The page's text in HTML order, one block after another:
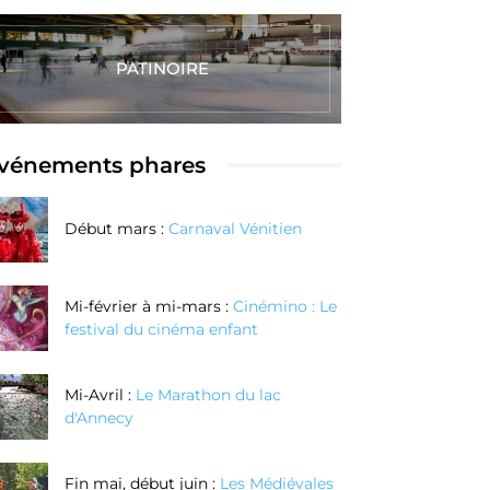
PATINOIRE
phares
Début mars : Carnaval Vénitien
Mi-février à mi-mars : Cinémino : Le
festival du cinéma enfant
Mi-Avril : Le Marathon du lac
d'Annecy
Fin mai, début juin : Les Médiévales